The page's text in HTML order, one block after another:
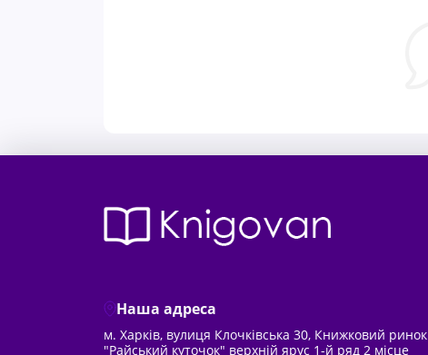
Наша адреса
м. Харків, вулиця Клочківська 30, Книжковий ринок
"Райський куточок" верхній ярус 1-й ряд 2 місце